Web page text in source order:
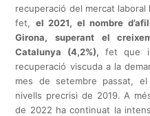
recuperació del mercat
fet, el 2021, el nombre
Girona, superant el
Catalunya (4,2%), fet que
recuperació viscuda a la
mes de setembre passat, el
nivells precrisi de 2019. A
de 2022 ha continuat la